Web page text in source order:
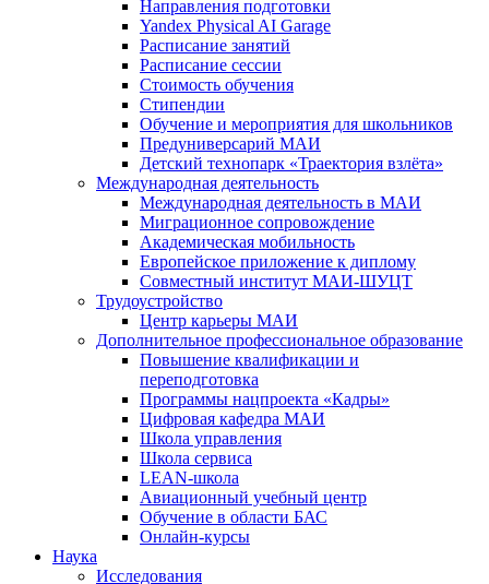
Направления подготовки
Yandex Physical AI Garage
Расписание занятий
Расписание сессии
Стоимость обучения
Стипендии
Обучение и мероприятия для школьников
Предуниверсарий МАИ
Детский технопарк «Траектория взлёта»
Международная деятельность
Международная деятельность в МАИ
Миграционное сопровождение
Академическая мобильность
Европейское приложение к диплому
Совместный институт МАИ-ШУЦТ
Трудоустройство
Центр карьеры МАИ
Дополнительное профессиональное образование
Повышение квалификации и
переподготовка
Программы нацпроекта «Кадры»
Цифровая кафедра МАИ
Школа управления
Школа сервиса
LEAN-школа
Авиационный учебный центр
Обучение в области БАС
Онлайн-курсы
Наука
Исследования